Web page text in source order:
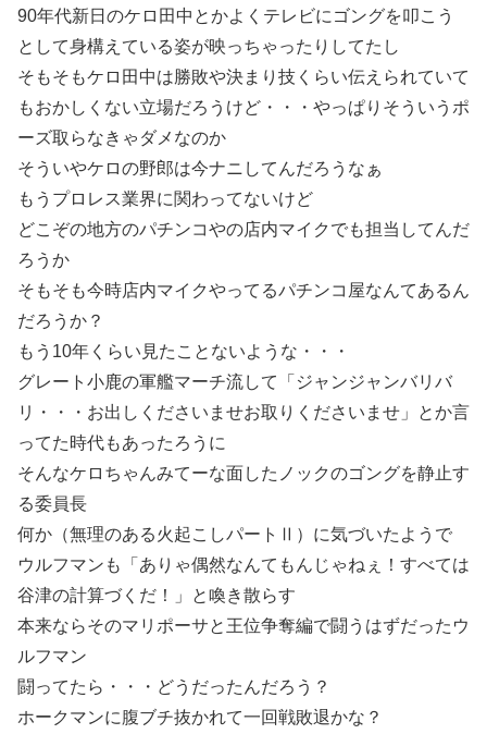
90年代新日のケロ田中とかよくテレビにゴングを叩こう
として身構えている姿が映っちゃったりしてたし
そもそもケロ田中は勝敗や決まり技くらい伝えられていて
もおかしくない立場だろうけど・・・やっぱりそういうポ
ーズ取らなきゃダメなのか
そういやケロの野郎は今ナニしてんだろうなぁ
もうプロレス業界に関わってないけど
どこぞの地方のパチンコやの店内マイクでも担当してんだ
ろうか
そもそも今時店内マイクやってるパチンコ屋なんてあるん
だろうか？
もう10年くらい見たことないような・・・
グレート小鹿の軍艦マーチ流して「ジャンジャンバリバ
リ・・・お出しくださいませお取りくださいませ」とか言
ってた時代もあったろうに
そんなケロちゃんみてーな面したノックのゴングを静止す
る委員長
何か（無理のある火起こしパートⅡ）に気づいたようで
ウルフマンも「ありゃ偶然なんてもんじゃねぇ！すべては
谷津の計算づくだ！」と喚き散らす
本来ならそのマリポーサと王位争奪編で闘うはずだったウ
ルフマン
闘ってたら・・・どうだったんだろう？
ホークマンに腹ブチ抜かれて一回戦敗退かな？